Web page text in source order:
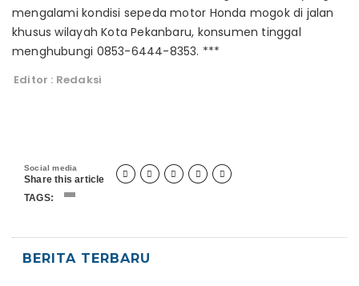
mengalami kondisi sepeda motor Honda mogok di jalan
khusus wilayah Kota Pekanbaru, konsumen tinggal
menghubungi 0853-6444-8353. ***
Editor : Redaksi
Social media
Share this article     
TAGS:
BERITA TERBARU